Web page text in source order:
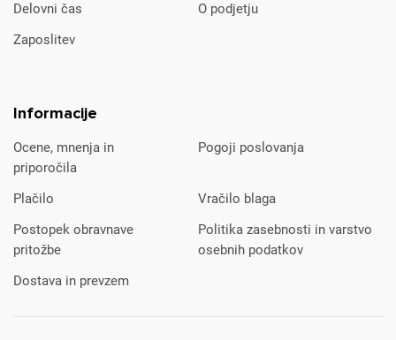
Delovni čas
O podjetju
Zaposlitev
Informacije
Ocene, mnenja in
priporočila
Pogoji poslovanja
Plačilo
Vračilo blaga
Postopek obravnave
pritožbe
Politika zasebnosti in varstvo
osebnih podatkov
Dostava in prevzem